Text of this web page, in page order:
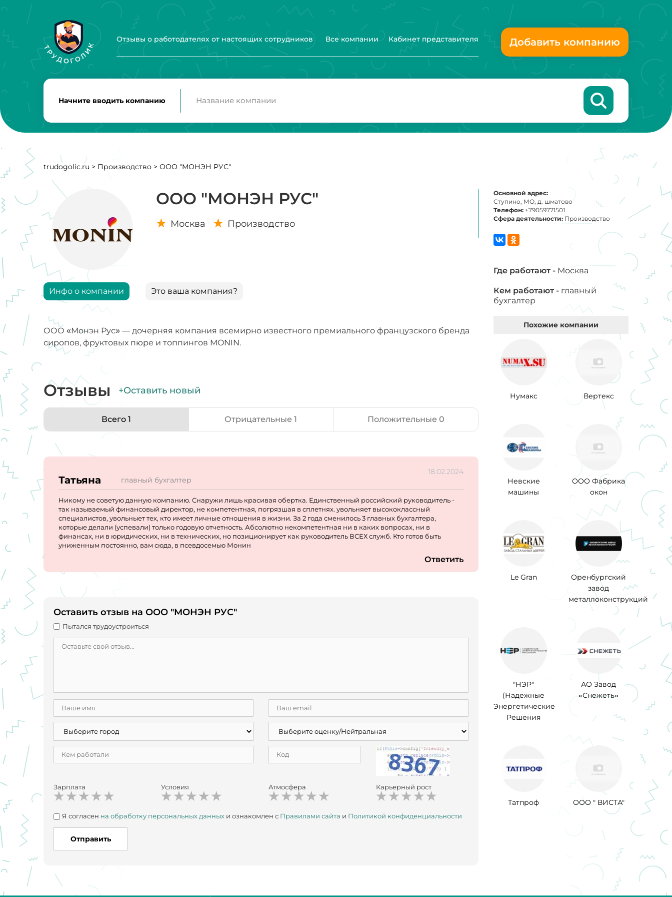
Отзывы о работодателях от настоящих сотрудников Все компании Кабинет представителя Добавить компанию
Начните вводить компанию
trudogolic.ru > Производство > ООО "МОНЭН РУС"
ООО "МОНЭН РУС"
Москва Производство
Инфо о компании Это ваша компания?
ООО «Монэн Рус» — дочерняя компания всемирно известного премиального французского бренда
сиропов, фруктовых пюре и топпингов MONIN.
Отзывы +Оставить новый
Всего 1 Отрицательные 1 Положительные 0
18.02.2024
Татьяна главный бухгалтер
Никому не советую данную компанию. Снаружи лишь красивая обертка. Единственный российский руководитель -
так называемый финансовый директор, не компетентная, погрязшая в сплетнях. увольняет высококлассный
специалистов, увольныет тех, кто имеет личные отношения в жизни. За 2 года сменилось 3 главных бухгалтера,
которые делали (успевали) только годовую отчетность. Абсолютно некомпетентная ни в каких вопросах, ни в
финансах, ни в юридических, ни в технических, но позиционирует как руководитель ВСЕХ служб. Кто готов быть
униженным постоянно, вам сюда, в псевдосемью Монин
Ответить
Оставить отзыв на ООО "МОНЭН РУС"
Пытался трудоустроиться
Зарплата Условия Атмосфера Карьерный рост
Я согласен на обработку персональных данных и ознакомлен с Правилами сайта и Политикой конфиденциальности
Отправить
Основной адрес:
Ступино, МО, д. шматово
Телефон: +79059771501
Сфера деятельности: Производство
Где работают - Москва
Кем работают - главный
бухгалтер
Похожие компании
Нумакс Вертекс
Невские
машины
ООО Фабрика
окон
Le Gran
Оренбургский
завод
металлоконструкций
"НЭР"
(Надежные
Энергетические
Решения
АО Завод
«Снежеть»
Татпроф ООО " ВИСТА"